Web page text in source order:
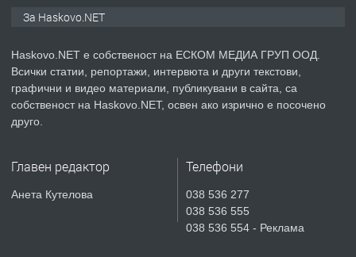
ПРЕДЛАГА
Продавам парцел в гр. Хасково кв.
Хисаря до ток, вода,канализация,
асфалт 0889 537 426
СГЛОБЯВАНЕ НА МЕБЕЛИ.
За Haskovo.NET
Haskovo.NET е собственост на ЕСКОМ МЕДИА ГРУП ООД.
Всички статии, репортажи, интервюта и други текстови,
графични и видео материали, публикувани в сайта, са
собственост на Haskovo.NET, освен ако изрично е посочено
друго.
Главен редактор
Анета Кутелова
Телефони
038 536 277
038 536 555
038 536 554 - Реклама